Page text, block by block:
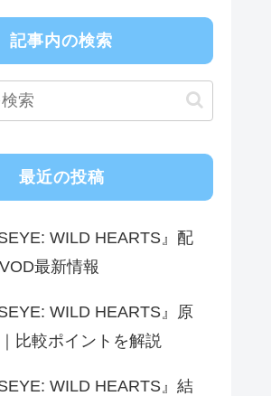
記事内の検索
最近の投稿
WILD HEARTS』配
最新情報
WILD HEARTS』原
比較ポイントを解説
WILD HEARTS』結